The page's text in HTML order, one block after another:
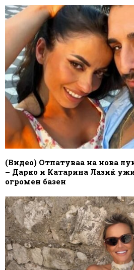
(Видео) Отпатуваа на нова
– Дарко и Катарина Лазиќ
огромен базен